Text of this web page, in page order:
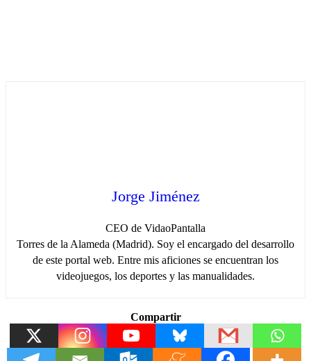
Jorge Jiménez
CEO de VidaoPantalla
Torres de la Alameda (Madrid). Soy el encargado del desarrollo
de este portal web. Entre mis aficiones se encuentran los
videojuegos, los deportes y las manualidades.
Compartir